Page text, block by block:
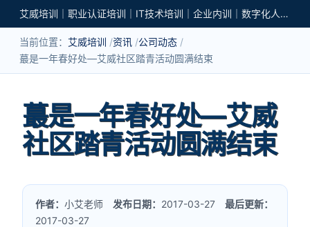
艾威培训｜职业认证培训｜IT技术培训｜企业内训｜数字化人才培养
当前位置： 艾威培训 资讯 公司动态
蕞是一年春好处—艾威社区踏青活动圆满结束
蕞是一年春好处—艾威
社区踏青活动圆满结束
作者：小艾老师 发布日期： 2017-03-27最后更新：
2017-03-27